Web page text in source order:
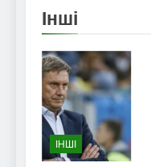
Інші
ІНШІ